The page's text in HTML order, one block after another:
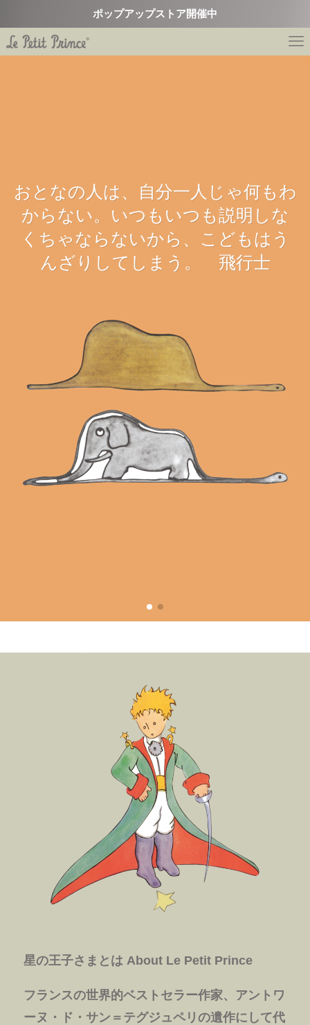
ポップアップストア開催中
人間がいたって、さびしいのは変わ
らないさ。 ヘビ
おとなの人は、自分一人じゃ何もわ
からない。いつもいつも説明しな
くちゃならないから、こどもはう
んざりしてしまう。 飛行士
人間がいたって、さびしいのは変わ
らないさ。 ヘビ
星の王子さまとは About Le Petit Prince
フランスの世界的ベストセラー作家、アントワ
ーヌ・ド・サン＝テグジュペリの遺作にして代